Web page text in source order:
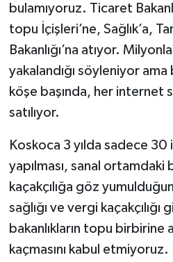
bulamıyoruz. Ticaret
topu İçişleri’ne, Sağlık’a,
Bakanlığı’na atıyor.
yakalandığı söyleniyor
köşe başında, her internet
satılıyor.
Koskoca 3 yılda sadece
yapılması, sanal ortamdaki
kaçakçılığa göz
sağlığı ve vergi
bakanlıkların topu birbirine
kaçmasını kabul etmiyoruz.